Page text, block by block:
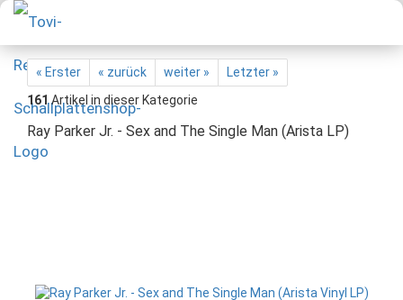
« Erster « zurück weiter »
Letzter »
161Artikel in dieser Kategorie
Ray Parker Jr. - Sex and The Single Man (Arista LP)